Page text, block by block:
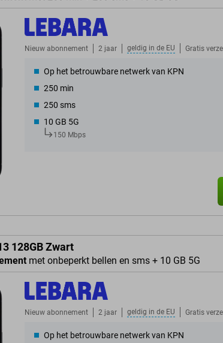
Nieuw abonnement 2 jaar geldig in de EU Gratis
Op het betrouwbare netwerk van KPN
250 min
250 sms
10 GB 5G
150 Mbps
128GB Zwart
met onbeperkt bellen en sms + 10 GB 5G
Nieuw abonnement 2 jaar geldig in de EU Gratis
Op het betrouwbare netwerk van KPN